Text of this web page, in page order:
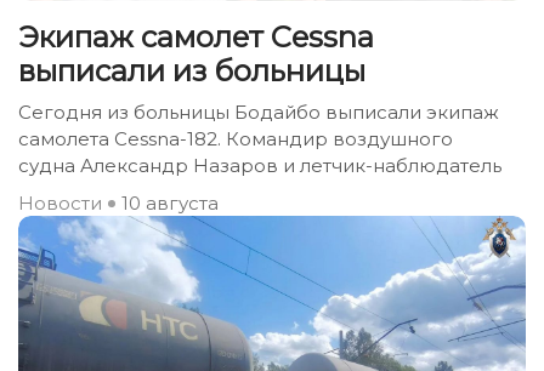
Экипаж самолет Сessna
выписали из больницы
Сегодня из больницы Бодайбо выписали экипаж
самолета Сessna-182. Командир воздушного
судна Александр Назаров и летчик-наблюдатель
Новости
10 августа